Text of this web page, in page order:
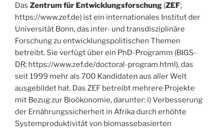
Das Zentrum für Entwicklungsforschung (ZEF;
https://www.zef.de) ist ein internationales Institut der
Universität Bonn, das inter- und transdisziplinäre
Forschung zu entwicklungspolitischen Themen
betreibt. Sie verfügt über ein PhD-Programm (BIGS-
DR; https://www.zef.de/doctoral-program.html), das
seit 1999 mehr als 700 Kandidaten aus aller Welt
ausgebildet hat. Das ZEF betreibt mehrere Projekte
mit Bezug zur Bioökonomie, darunter: i) Verbesserung
der Ernährungssicherheit in Afrika durch erhöhte
Systemproduktivität von biomassebasierten